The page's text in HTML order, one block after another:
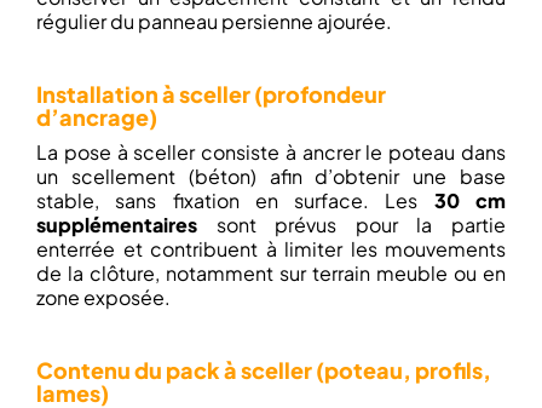
régulier du panneau persienne ajourée.
Installation à sceller (profondeur
d’ancrage)
La pose à sceller consiste à ancrer le poteau dans
un scellement (béton) afin d’obtenir une base
stable, sans fixation en surface. Les 30 cm
supplémentaires sont prévus pour la partie
enterrée et contribuent à limiter les mouvements
de la clôture, notamment sur terrain meuble ou en
zone exposée.
Contenu du pack à sceller (poteau, profils,
lames)